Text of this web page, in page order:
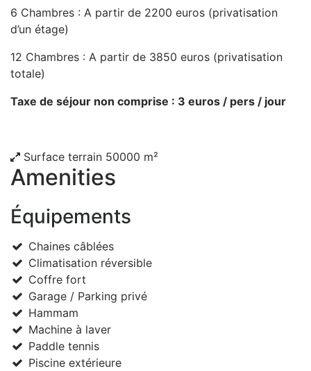
6 Chambres : A partir de 2200 euros (privatisation
d’un étage)
12 Chambres : A partir de 3850 euros (privatisation
totale)
Taxe de séjour non comprise : 3 euros / pers / jour
Surface terrain 50000 m²
Amenities
Équipements
Chaines câblées
Climatisation réversible
Coffre fort
Garage / Parking privé
Hammam
Machine à laver
Paddle tennis
Piscine extérieure